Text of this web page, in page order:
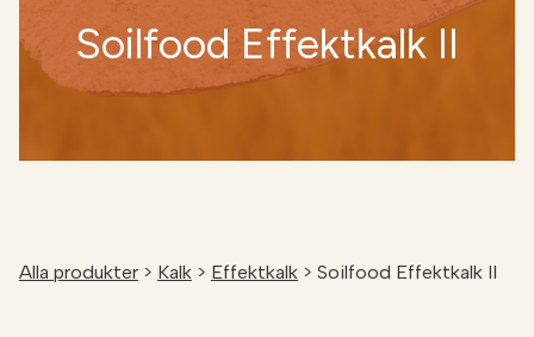
Soilfood Effektkalk II
Alla produkter > Kalk > Effektkalk > Soilfood Effektkalk II